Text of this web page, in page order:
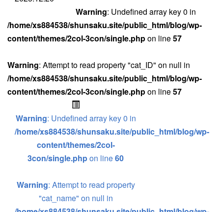
Warning: Undefined array key 0 in
/home/xs884538/shunsaku.site/public_html/blog/wp-
content/themes/2col-3con/single.phpon line57
Warning: Attempt to read property "cat_ID" on null in
/home/xs884538/shunsaku.site/public_html/blog/wp-
content/themes/2col-3con/single.phpon line57
Warning: Undefined array key 0 in
/home/xs884538/shunsaku.site/public_html/blog/wp-
content/themes/2col-
3con/single.phpon line60
Warning: Attempt to read property
"cat_name" on null in